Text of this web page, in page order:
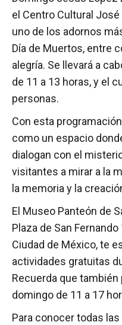
el Centro Cultural
uno de los adornos
Día de Muertos, entre
alegría. Se llevará a
de 11 a 13 horas, y el
personas.
Con esta
como un espacio
dialogan con el
visitantes a mirar a la
la memoria y la
El Museo Panteón de
Plaza de San
Ciudad de México, te
actividades gratuitas
Recuerda que
domingo de 11 a 17
Para conocer todas